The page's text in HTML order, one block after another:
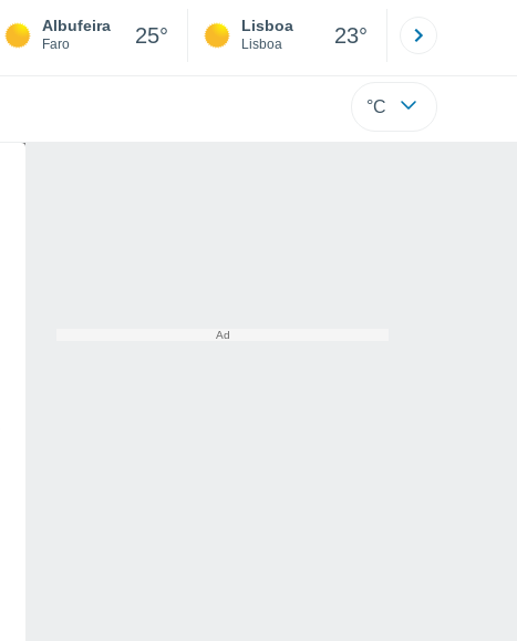
Albufeira
Faro 25° Lisboa
Lisboa 23°
°C